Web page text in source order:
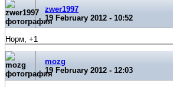
zwer1997
19 February 2012 - 10:52
Норм, +1
mozg
19 February 2012 - 12:03